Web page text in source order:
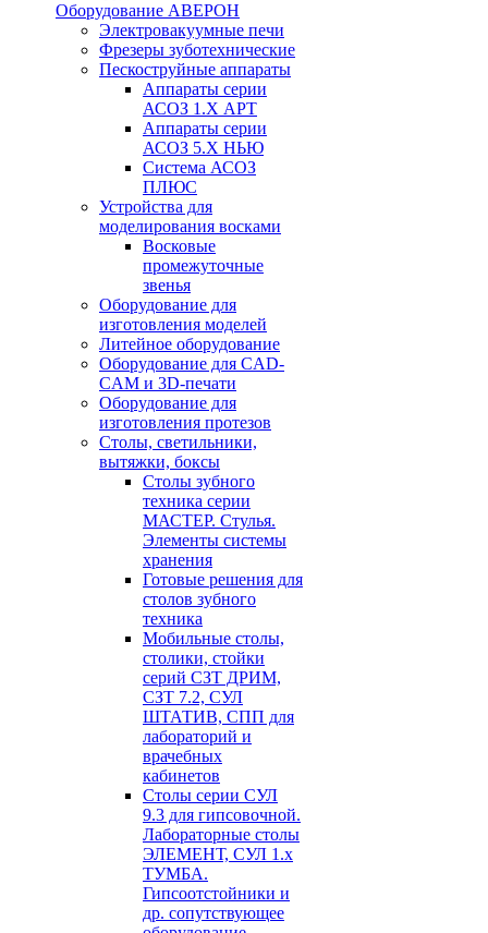
Оборудование АВЕРОН
Электровакуумные печи
Фрезеры зуботехнические
Пескоструйные аппараты
Аппараты серии
АСОЗ 1.Х АРТ
Аппараты серии
АСОЗ 5.Х НЬЮ
Система АСОЗ
ПЛЮС
Устройства для
моделирования восками
Восковые
промежуточные
звенья
Оборудование для
изготовления моделей
Литейное оборудование
Оборудование для CAD-
CAM и 3D-печати
Оборудование для
изготовления протезов
Cтолы, светильники,
вытяжки, боксы
Столы зубного
техника серии
МАСТЕР. Стулья.
Элементы системы
хранения
Готовые решения для
столов зубного
техника
Мобильные столы,
столики, стойки
серий СЗТ ДРИМ,
СЗТ 7.2, СУЛ
ШТАТИВ, СПП для
лабораторий и
врачебных
кабинетов
Столы серии СУЛ
9.3 для гипсовочной.
Лабораторные столы
ЭЛЕМЕНТ, СУЛ 1.х
ТУМБА.
Гипсоотстойники и
др. сопутствующее